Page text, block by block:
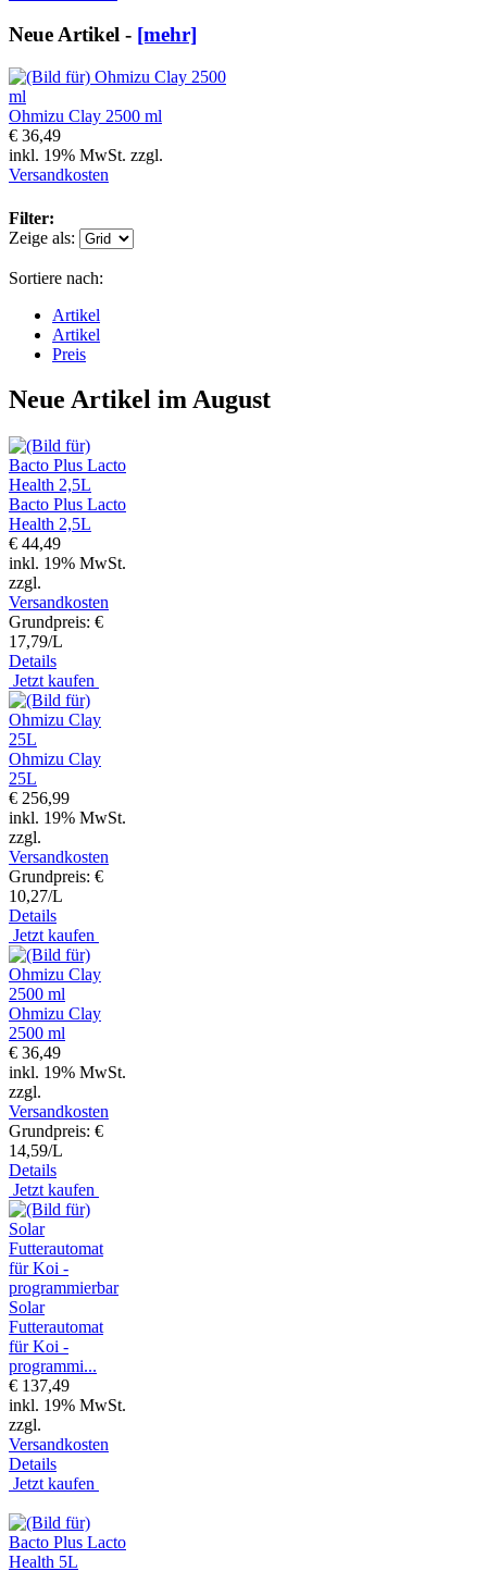
Neue Artikel - [mehr]
Ohmizu Clay 2500 ml
€ 36,49
inkl. 19% MwSt. zzgl.
Versandkosten
Filter:
Zeige als:
Sortiere nach:
Artikel
Artikel
Preis
Neue Artikel im August
Bacto Plus Lacto
Health 2,5L
€ 44,49
inkl. 19% MwSt.
zzgl.
Versandkosten
Grundpreis: €
17,79/L
Details
Jetzt kaufen
Ohmizu Clay
25L
€ 256,99
inkl. 19% MwSt.
zzgl.
Versandkosten
Grundpreis: €
10,27/L
Details
Jetzt kaufen
Ohmizu Clay
2500 ml
€ 36,49
inkl. 19% MwSt.
zzgl.
Versandkosten
Grundpreis: €
14,59/L
Details
Jetzt kaufen
Solar
Futterautomat
für Koi -
programmi...
€ 137,49
inkl. 19% MwSt.
zzgl.
Versandkosten
Details
Jetzt kaufen